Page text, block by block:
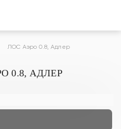
ЛОС Аэро 0.8, Адлер
0.8, АДЛЕР